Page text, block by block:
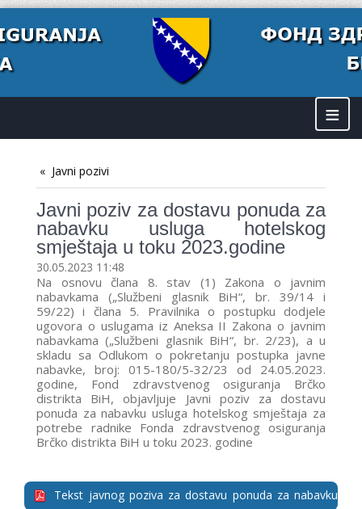
≡
Javni pozivi
Javni poziv za dostavu ponuda za
nabavku usluga hotelskog
smještaja u toku 2023.godine
30.05.2023 11:48
Na osnovu člana 8. stav (1) Zakona o javnim
nabavkama („Službeni glasnik BiH“, br. 39/14 i
59/22) i člana 5. Pravilnika o postupku dodjele
ugovora o uslugama iz Aneksa II Zakona o javnim
nabavkama („Službeni glasnik BiH“, br. 2/23), a u
skladu sa Odlukom o pokretanju postupka javne
nabavke, broj: 015-180/5-32/23 od 24.05.2023.
godine, Fond zdravstvenog osiguranja Brčko
distrikta BiH, objavlјuje Javni poziv za dostavu
ponuda za nabavku usluga hotelskog smještaja za
potrebe radnike Fonda zdravstvenog osiguranja
Brčko distrikta BiH u toku 2023. godine
Tekst javnog poziva za dostavu ponuda za nabavku